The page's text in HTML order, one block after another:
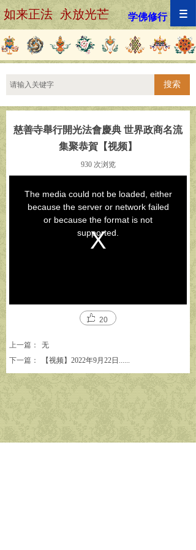
如来正法 永放光芒 学佛修行
搜索
慈善寺舉行開光法會慶典 世界政商名流
集聚恭賀【视频】
930 次浏览
20
上一篇：
无
下一篇：
【视频】2022年9月22日......